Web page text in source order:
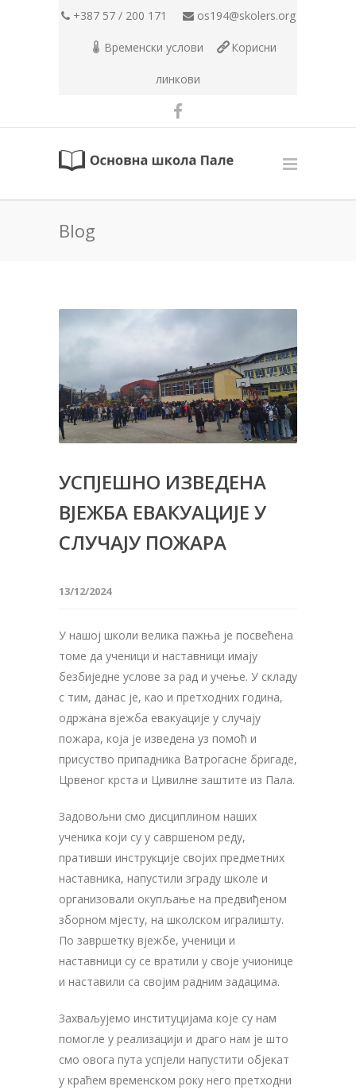
+387 57 / 200 171 os194@skolers.org
Временски услови Корисни
линкови
Blog
УСПЈЕШНО ИЗВЕДЕНА
ВЈЕЖБА ЕВАКУАЦИЈЕ У
СЛУЧАЈУ ПОЖАРА
13/12/2024
У нашој школи велика пажња је посвећена
томе да ученици и наставници имају
безбиједне услове за рад и учење. У складу
с тим, данас је, као и претходних година,
одржана вјежба евакуације у случају
пожара, која је изведена уз помоћ и
присуство припадника Ватрогасне бригаде,
Црвеног крста и Цивилне заштите из Пала.
Задовољни смо дисциплином наших
ученика који су у савршеном реду,
пративши инструкције својих предметних
наставника, напустили зграду школе и
организовали окупљање на предвиђеном
зборном мјесту, на школском игралишту.
По завршетку вјежбе, ученици и
наставници су се вратили у своје учионице
и наставили са својим радним задацима.
Захваљујемо институцијама које су нам
помогле у реализацији и драго нам је што
смо овога пута успјели напустити објекат
у краћем временском року него претходни